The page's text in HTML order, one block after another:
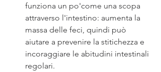
funziona un po'come una scopa
attraverso l'intestino: aumenta la
massa delle feci, quindi può
aiutare a prevenire la stitichezza e
incoraggiare le abitudini intestinali
regolari.